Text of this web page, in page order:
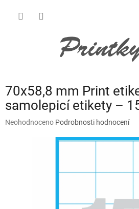
70x58,8 mm Print
samolepicí etikety –
Průměrné
Neohodnoceno Podrobnosti hodnocení